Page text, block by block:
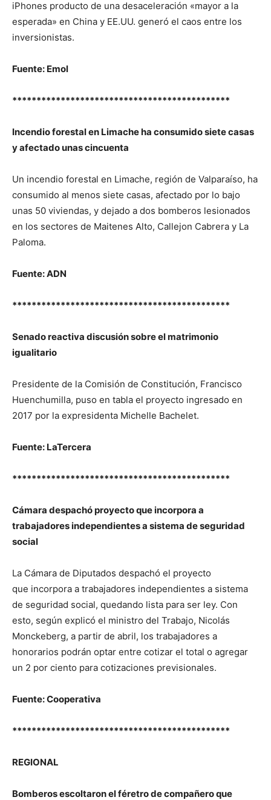
iPhones producto de una desaceleración «mayor a la
esperada» en China y EE.UU. generó el caos entre los
inversionistas.
Fuente: Emol
*********************************************
Incendio forestal en Limache ha consumido siete casas
y afectado unas cincuenta
Un incendio forestal en Limache, región de Valparaíso, ha
consumido al menos siete casas, afectado por lo bajo
unas 50 viviendas, y dejado a dos bomberos lesionados
en los sectores de Maitenes Alto, Callejon Cabrera y La
Paloma.
Fuente: ADN
*********************************************
Senado reactiva discusión sobre el matrimonio
igualitario
Presidente de la Comisión de Constitución, Francisco
Huenchumilla, puso en tabla el proyecto ingresado en
2017 por la expresidenta Michelle Bachelet.
Fuente: LaTercera
*********************************************
Cámara despachó proyecto que incorpora a
trabajadores independientes a sistema de seguridad
social
La Cámara de Diputados despachó el proyecto
que incorpora a trabajadores independientes a sistema
de seguridad social, quedando lista para ser ley. Con
esto, según explicó el ministro del Trabajo, Nicolás
Monckeberg, a partir de abril, los trabajadores a
honorarios podrán optar entre cotizar el total o agregar
un 2 por ciento para cotizaciones previsionales.
Fuente: Cooperativa
*********************************************
REGIONAL
Bomberos escoltaron el féretro de compañero que